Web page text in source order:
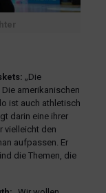
„Die
amerikanischen
ist auch athletisch
darin eine ihrer
vielleicht den
aufpassen. Er
die Themen, die